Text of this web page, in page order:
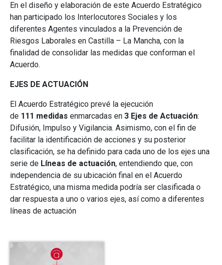
En el diseño y elaboración de este Acuerdo Estratégico
han participado los Interlocutores Sociales y los
diferentes Agentes vinculados a la Prevención de
Riesgos Laborales en Castilla – La Mancha, con la
finalidad de consolidar las medidas que conforman el
Acuerdo.
EJES DE ACTUACIÓN
El Acuerdo Estratégico prevé la ejecución
de 111 medidas enmarcadas en 3 Ejes de Actuación:
Difusión, Impulso y Vigilancia. Asimismo, con el fin de
facilitar la identificación de acciones y su posterior
clasificación, se ha definido para cada uno de los ejes una
serie de Líneas de actuación, entendiendo que, con
independencia de su ubicación final en el Acuerdo
Estratégico, una misma medida podría ser clasificada o
dar respuesta a uno o varios ejes, así como a diferentes
líneas de actuación